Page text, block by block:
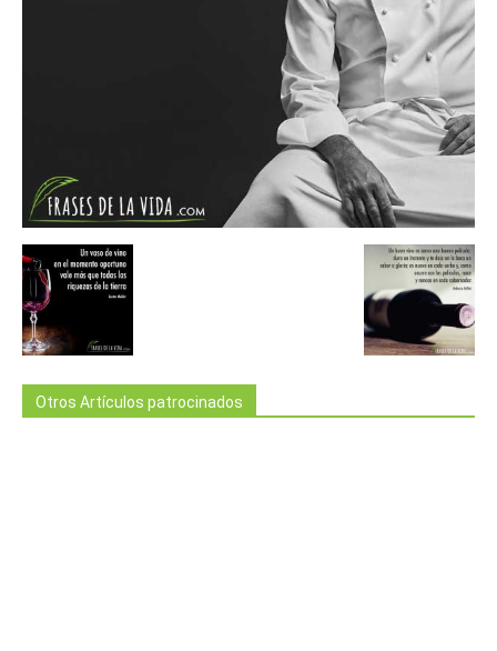
Otros Artículos patrocinados